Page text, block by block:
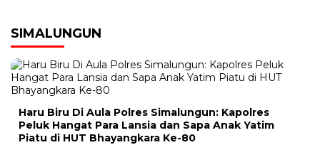
SIMALUNGUN
Haru Biru Di Aula Polres Simalungun: Kapolres
Peluk Hangat Para Lansia dan Sapa Anak Yatim
Piatu di HUT Bhayangkara Ke-80